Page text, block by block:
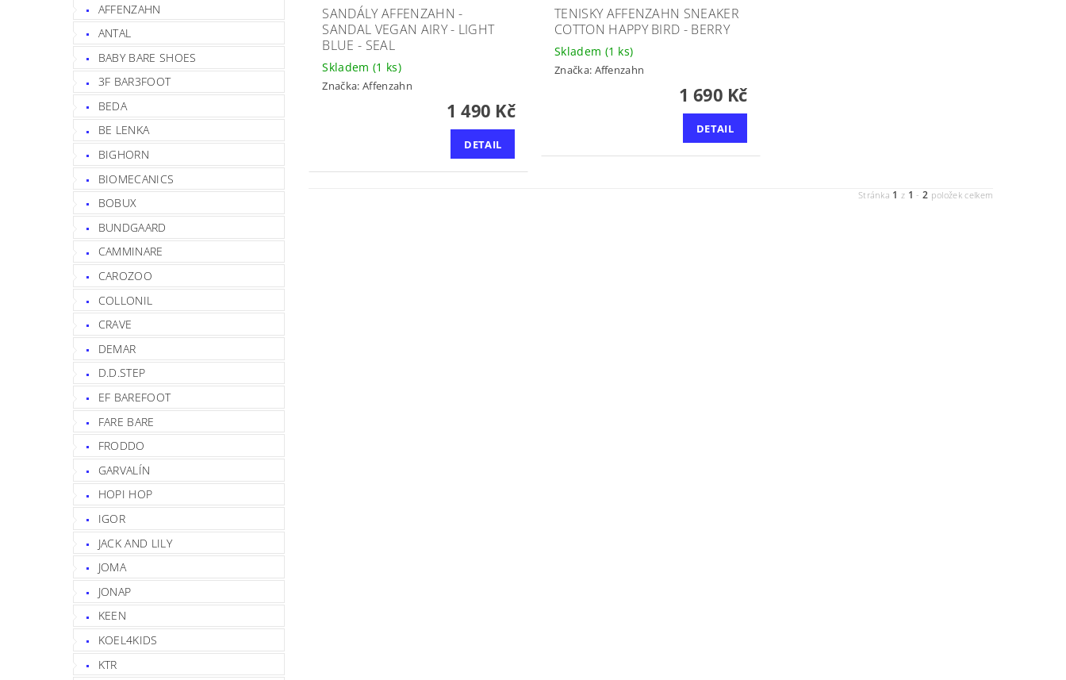
AFFENZAHN
ANTAL
BABY BARE SHOES
3F BAR3FOOT
BEDA
BE LENKA
BIGHORN
BIOMECANICS
BOBUX
BUNDGAARD
CAMMINARE
CAROZOO
COLLONIL
CRAVE
DEMAR
D.D.STEP
EF BAREFOOT
FARE BARE
FRODDO
GARVALÍN
HOPI HOP
IGOR
JACK AND LILY
JOMA
JONAP
KEEN
KOEL4KIDS
KTR
SANDÁLY AFFENZAHN -
SANDAL VEGAN AIRY - LIGHT
BLUE - SEAL
Skladem (1 ks)
Značka: Affenzahn
1 490 Kč
DETAIL
TENISKY AFFENZAHN SNEAKER
COTTON HAPPY BIRD - BERRY
Skladem (1 ks)
Značka: Affenzahn
1 690 Kč
DETAIL
Stránka 1 z 1 -2 položek celkem